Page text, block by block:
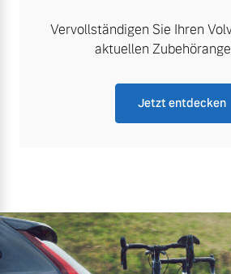
Vervollständigen Sie Ihren
aktuellen
Jetzt entdecken